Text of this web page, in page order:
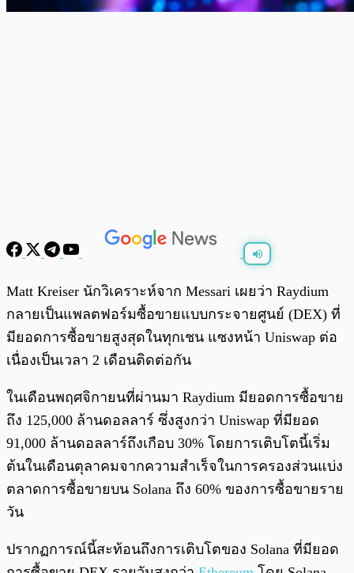
Matt Kreiser นักวิเคราะห์จาก Messari เผยว่า Raydium
กลายเป็นแพลตฟอร์มซื้อขายแบบกระจายศูนย์ (DEX) ที่
มียอดการซื้อขายสูงสุดในทุกเชน แซงหน้า Uniswap ต่อ
เนื่องเป็นเวลา 2 เดือนติดต่อกัน
ในเดือนพฤศจิกายนที่ผ่านมา Raydium มียอดการซื้อขาย
ถึง 125,000 ล้านดอลลาร์ ซึ่งสูงกว่า Uniswap ที่มียอด
91,000 ล้านดอลลาร์ถึงเกือบ 30% โดยการเติบโตนี้เริ่ม
ต้นในเดือนตุลาคมจากความสำเร็จในการครองส่วนแบ่ง
ตลาดการซื้อขายบน Solana ถึง 60% ของการซื้อขายราย
วัน
ปรากฏการณ์นี้สะท้อนถึงการเติบโตของ Solana ที่มียอด